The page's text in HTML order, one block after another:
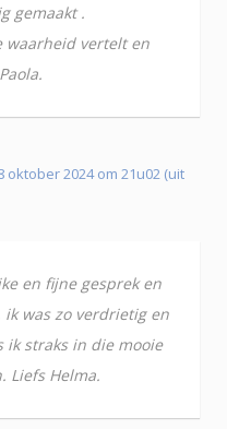
gemaakt .
waarheid vertelt en
oktober 2024 om 21u02 (uit
en fijne gesprek en
was zo verdrietig en
ik straks in die mooie
Liefs Helma.